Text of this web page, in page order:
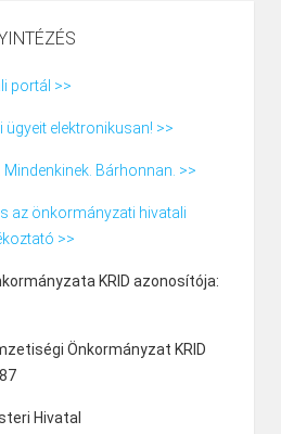
portál >>
ügyeit elektronikusan! >>
Bárhonnan. >>
az önkormányzati hivatali
>>
KRID azonosítója:
Önkormányzat KRID
Hivatal